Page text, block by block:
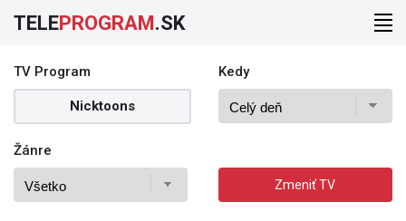
TELEPROGRAM.SK
TV Program
Nicktoons
Kedy
Žánre
Zmeniť TV